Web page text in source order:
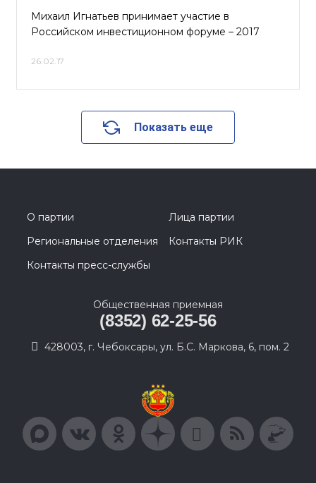
Михаил Игнатьев принимает участие в
Российском инвестиционном форуме – 2017
26.02.17
Показать еще
О партии
Лица партии
Региональные отделения
Контакты РИК
Контакты пресс-службы
Общественная приемная
(8352) 62-25-56
428003, г. Чебоксары, ул. Б.С. Маркова, 6, пом. 2